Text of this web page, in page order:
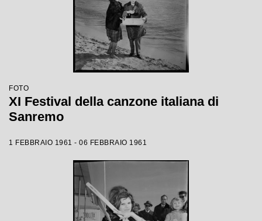
FOTO
XI Festival della canzone italiana di
Sanremo
1 FEBBRAIO 1961 - 06 FEBBRAIO 1961